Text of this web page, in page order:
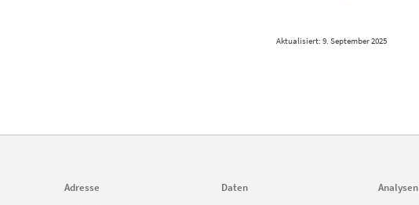
Aktualisiert: 9. September 2025
Adresse
Daten
Analysen